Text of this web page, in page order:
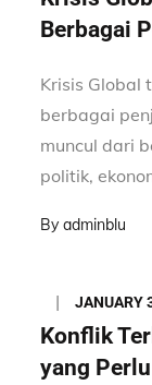
Berbagai
Krisis Global
berbagai
muncul dari
politik,
Byadminblu
Posted
on
JANUARY
Konflik
yang